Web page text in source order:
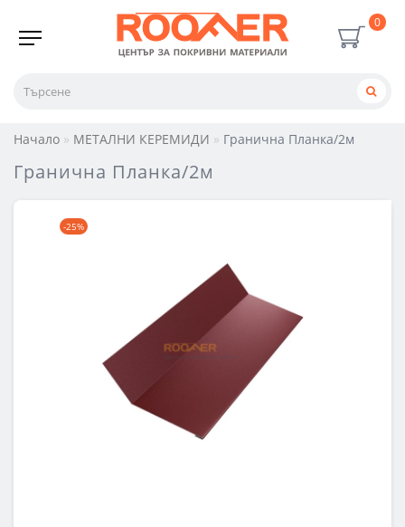
0
Начало МЕТАЛНИ КЕРЕМИДИ Гранична Планка/2м
Гранична Планка/2м
-25%